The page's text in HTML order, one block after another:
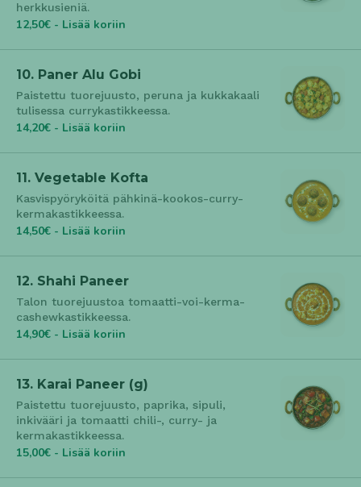
herkkusieniä.
12,50€ - Lisää koriin
10. Paner Alu Gobi
Paistettu tuorejuusto, peruna ja kukkakaali
tulisessa currykastikkeessa.
14,20€ - Lisää koriin
11. Vegetable Kofta
Kasvispyöryköitä pähkinä-kookos-curry-
kermakastikkeessa.
14,50€ - Lisää koriin
12. Shahi Paneer
Talon tuorejuustoa tomaatti-voi-kerma-
cashewkastikkeessa.
14,90€ - Lisää koriin
13. Karai Paneer (g)
Paistettu tuorejuusto, paprika, sipuli,
inkivääri ja tomaatti chili-, curry- ja
kermakastikkeessa.
15,00€ - Lisää koriin